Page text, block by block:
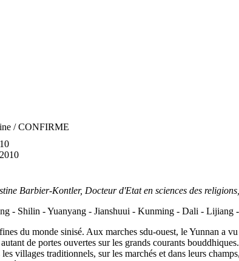
/ CONFIRME
Barbier-Kontler, Docteur d'Etat en sciences des
- Shilin - Yuanyang - Jianshuui - Kunming - Dali - Lijiang
du monde sinisé. Aux marches sdu-ouest, le Yunnan a
de portes ouvertes sur les grands courants
villages traditionnels, sur les marchés et dans leurs